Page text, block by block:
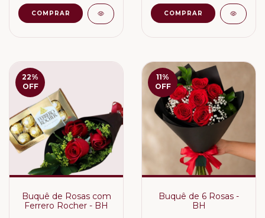
22%
OFF
Buquê de Rosas com
Ferrero Rocher - BH
11%
OFF
Buquê de 6 Rosas -
BH